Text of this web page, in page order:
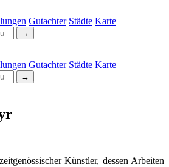
Gutachter Städte Karte
→
Gutachter Städte Karte
→
Künstler, dessen Arbeiten